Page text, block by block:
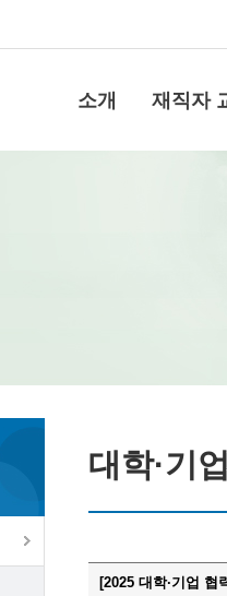
소개 재직자
대학·기
[2025 대학·기업